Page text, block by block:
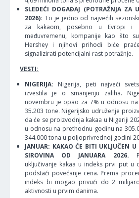
SLEDEĆI DOGAĐAJ (POTRAŽNJA ZA
2026): To je jedno od najvećih
za kakaom, posebno u Evropi i
međuvremenu, kompanije kao što
Hershey i njihovi prihodi biće
signalizirati potencijalni rast potražnje.
VESTI:
NIGERIJA: Nigerija, peti najveći
izvestila je o smanjenju zaliha.
novembru je opao za 7% u odnosu
35.203 tone. Nigerijsko udruženje
da će se proizvodnja kakaa u Nigeriji
u odnosu na prethodnu godinu na
344.000 tona u poljoprivrednoj godini
JANUAR: KAKAO ĆE BITI UKLJUČEN
SIROVINA OD JANUARA 2026.
uključivanje kakaa u indeks prvi put u
podstaći povećanje cena. Prema
indeks bi mogao privući do 2
aktivnosti u prvim danima.